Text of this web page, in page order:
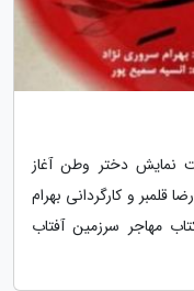
نمایش دختر وطن آغاز
و کارگردانی بهرام
مهاجر سرزمین آفتاب